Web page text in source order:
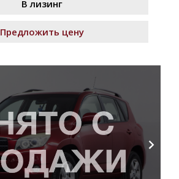
В лизинг
Предложить цену